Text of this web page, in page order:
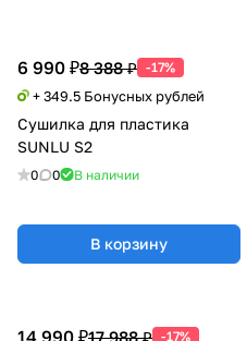
6 990 ₽8 388 ₽ -17%
+ 349.5 Бонусных рублей
Сушилка для пластика
SUNLU S2
0 0 В наличии
В корзину
14 990 ₽17 988 ₽ -17%